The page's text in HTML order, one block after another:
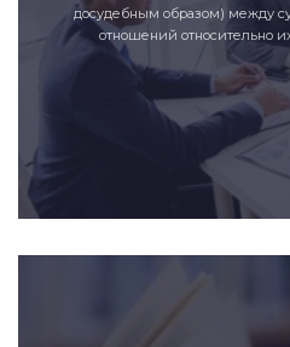
досудебным образом) между
отношений относительно